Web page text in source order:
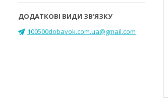
100500dobavok.com.ua@gmail.com